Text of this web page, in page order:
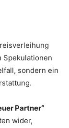
Spekulationen
sondern ein
Partner“
wider,